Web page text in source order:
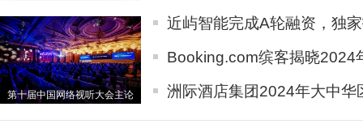
第十届中国网络视听大会主论
近屿智能完成A轮融资，独
Booking.com缤客揭晓2024
洲际酒店集团2024年大中华